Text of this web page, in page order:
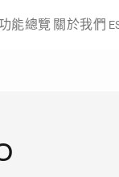
能總覽 關於我們
立即開始